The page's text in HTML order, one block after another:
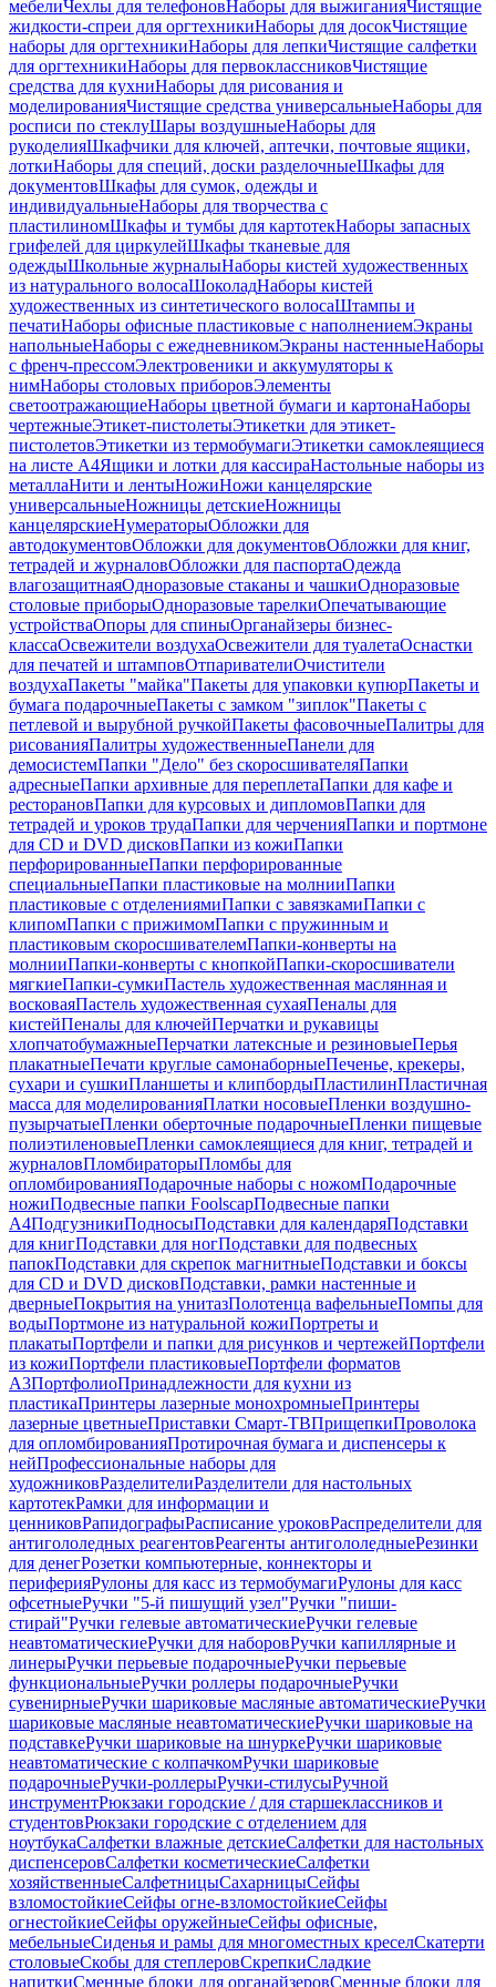
мебелиЧехлы для телефоновНаборы для выжиганияЧистящие
жидкости-спреи для оргтехникиНаборы для досокЧистящие
наборы для оргтехникиНаборы для лепкиЧистящие салфетки
для оргтехникиНаборы для первоклассниковЧистящие
средства для кухниНаборы для рисования и
моделированияЧистящие средства универсальныеНаборы для
росписи по стеклуШары воздушныеНаборы для
рукоделияШкафчики для ключей, аптечки, почтовые ящики,
лоткиНаборы для специй, доски разделочныеШкафы для
документовШкафы для сумок, одежды и
индивидуальныеНаборы для творчества с
пластилиномШкафы и тумбы для картотекНаборы запасных
грифелей для циркулейШкафы тканевые для
одеждыШкольные журналыНаборы кистей художественных
из натурального волосаШоколадНаборы кистей
художественных из синтетического волосаШтампы и
печатиНаборы офисные пластиковые с наполнениемЭкраны
напольныеНаборы с ежедневникомЭкраны настенныеНаборы
с френч-прессомЭлектровеники и аккумуляторы к
нимНаборы столовых приборовЭлементы
светоотражающиеНаборы цветной бумаги и картонаНаборы
чертежныеЭтикет-пистолетыЭтикетки для этикет-
пистолетовЭтикетки из термобумагиЭтикетки самоклеящиеся
на листе А4Ящики и лотки для кассираНастольные наборы из
металлаНити и лентыНожиНожи канцелярские
универсальныеНожницы детскиеНожницы
канцелярскиеНумераторыОбложки для
автодокументовОбложки для документовОбложки для книг,
тетрадей и журналовОбложки для паспортаОдежда
влагозащитнаяОдноразовые стаканы и чашкиОдноразовые
столовые приборыОдноразовые тарелкиОпечатывающие
устройстваОпоры для спиныОрганайзеры бизнес-
классаОсвежители воздухаОсвежители для туалетаОснастки
для печатей и штамповОтпаривателиОчистители
воздухаПакеты "майка"Пакеты для упаковки купюрПакеты и
бумага подарочныеПакеты с замком "зиплок"Пакеты с
петлевой и вырубной ручкойПакеты фасовочныеПалитры для
рисованияПалитры художественныеПанели для
демосистемПапки "Дело" без скоросшивателяПапки
адресныеПапки архивные для переплетаПапки для кафе и
ресторановПапки для курсовых и дипломовПапки для
тетрадей и уроков трудаПапки для черченияПапки и портмоне
для CD и DVD дисковПапки из кожиПапки
перфорированныеПапки перфорированные
специальныеПапки пластиковые на молнииПапки
пластиковые с отделениямиПапки с завязкамиПапки с
клипомПапки с прижимомПапки с пружинным и
пластиковым скоросшивателемПапки-конверты на
молнииПапки-конверты с кнопкойПапки-скоросшиватели
мягкиеПапки-сумкиПастель художественная маслянная и
восковаяПастель художественная сухаяПеналы для
кистейПеналы для ключейПерчатки и рукавицы
хлопчатобумажныеПерчатки латексные и резиновыеПерья
плакатныеПечати круглые самонаборныеПеченье, крекеры,
сухари и сушкиПланшеты и клипбордыПластилинПластичная
масса для моделированияПлатки носовыеПленки воздушно-
пузырчатыеПленки оберточные подарочныеПленки пищевые
полиэтиленовыеПленки самоклеящиеся для книг, тетрадей и
журналовПломбираторыПломбы для
опломбированияПодарочные наборы с ножомПодарочные
ножиПодвесные папки FoolscapПодвесные папки
А4ПодгузникиПодносыПодставки для календаряПодставки
для книгПодставки для ногПодставки для подвесных
папокПодставки для скрепок магнитныеПодставки и боксы
для CD и DVD дисковПодставки, рамки настенные и
дверныеПокрытия на унитазПолотенца вафельныеПомпы для
водыПортмоне из натуральной кожиПортреты и
плакатыПортфели и папки для рисунков и чертежейПортфели
из кожиПортфели пластиковыеПортфели форматов
А3ПортфолиоПринадлежности для кухни из
пластикаПринтеры лазерные монохромныеПринтеры
лазерные цветныеПриставки Смарт-ТВПрищепкиПроволока
для опломбированияПротирочная бумага и диспенсеры к
нейПрофессиональные наборы для
художниковРазделителиРазделители для настольных
картотекРамки для информации и
ценниковРапидографыРасписание уроковРаспределители для
антигололедных реагентовРеагенты антигололедныеРезинки
для денегРозетки компьютерные, коннекторы и
периферияРулоны для касс из термобумагиРулоны для касс
офсетныеРучки "5-й пишущий узел"Ручки "пиши-
стирай"Ручки гелевые автоматическиеРучки гелевые
неавтоматическиеРучки для наборовРучки капиллярные и
линерыРучки перьевые подарочныеРучки перьевые
функциональныеРучки роллеры подарочныеРучки
сувенирныеРучки шариковые масляные автоматическиеРучки
шариковые масляные неавтоматическиеРучки шариковые на
подставкеРучки шариковые на шнуркеРучки шариковые
неавтоматические с колпачкомРучки шариковые
подарочныеРучки-роллерыРучки-стилусыРучной
инструментРюкзаки городские / для старшеклассников и
студентовРюкзаки городские с отделением для
ноутбукаСалфетки влажные детскиеСалфетки для настольных
диспенсеровСалфетки косметическиеСалфетки
хозяйственныеСалфетницыСахарницыСейфы
взломостойкиеСейфы огне-взломостойкиеСейфы
огнестойкиеСейфы оружейныеСейфы офисные,
мебельныеСиденья и рамы для многоместных креселСкатерти
столовыеСкобы для степлеровСкрепкиСладкие
напиткиСменные блоки для органайзеровСменные блоки для